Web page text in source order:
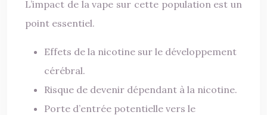
L’impact de la vape sur cette population est un
point essentiel.
Effets de la nicotine sur le développement
cérébral.
Risque de devenir dépendant à la nicotine.
Porte d’entrée potentielle vers le